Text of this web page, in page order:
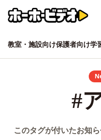
教室・施設向け保護者向け学
#
このタグが付いたお知